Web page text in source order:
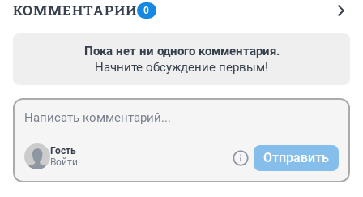
КОММЕНТАРИИ 0
Пока нет ни одного комментария.
Начните обсуждение первым!
Гость
Войти
Отправить